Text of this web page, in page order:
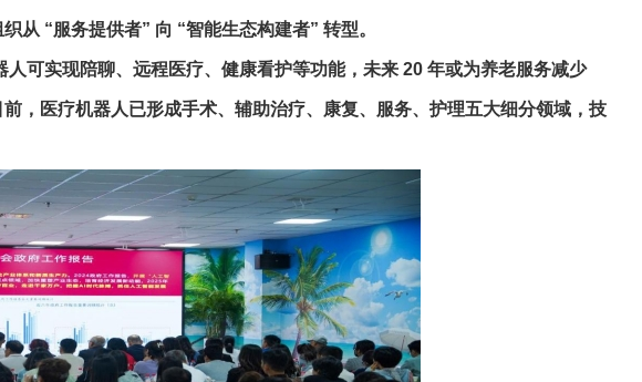
从 “服务提供者” 向 “智能生态构建者” 转型。
实现陪聊、远程医疗、健康看护等功能，未来 20 年或为养老服务减少
，医疗机器人已形成手术、辅助治疗、康复、服务、护理五大细分领域，技